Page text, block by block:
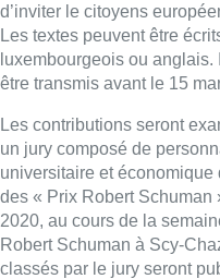
d’inviter le citoyens
Les textes peuvent être
luxembourgeois ou
être transmis avant le 15
Les contributions seront
un jury composé de
universitaire et économique
des « Prix Robert Schuman
2020, au cours de la
Robert Schuman à Scy-
classés par le jury seront